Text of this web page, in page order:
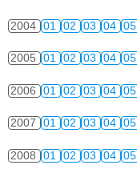
2004 01 02 03 04 05
2005 01 02 03 04 05
2006 01 02 03 04 05
2007 01 02 03 04 05
2008 01 02 03 04 05